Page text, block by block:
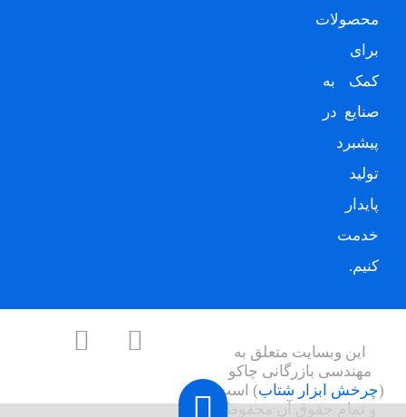
محصولات
برای
کمک به
صنایع در
پیشبرد
تولید
پایدار
خدمت
کنیم.
این وبسایت متعلق به
مهندسی بازرگانی چاکو
(چرخش ابزار شتاب) است
و تمام حقوق آن محفوظ